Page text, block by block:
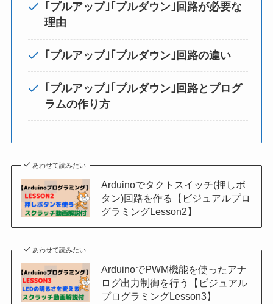
｢プルアップ｣｢プルダウン｣回路が必要な
理由
｢プルアップ｣｢プルダウン｣回路の違い
｢プルアップ｣｢プルダウン｣回路とプログ
ラムの作り方
あわせて読みたい
Arduinoでタクトスイッチ(押しボ
タン)回路を作る【ビジュアルプロ
グラミングLesson2】
あわせて読みたい
ArduinoでPWM機能を使ったアナ
ログ出力制御を行う【ビジュアル
プログラミングLesson3】